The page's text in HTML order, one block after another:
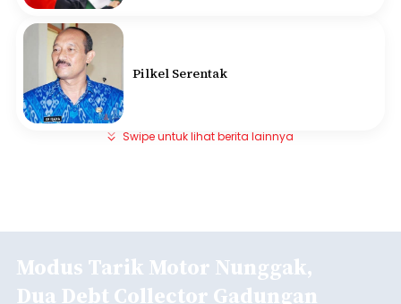
Pilkel Serentak
Swipe untuk lihat berita lainnya
Modus Tarik Motor Nunggak,
Dua Debt Collector Gadungan